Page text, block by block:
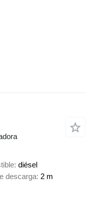
diésel
descarga 2 m